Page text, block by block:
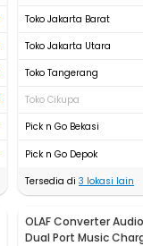
Toko Jakarta Barat
Toko Jakarta Utara
Toko Tangerang
Toko Cikupa
Pick n Go Bekasi
Pick n Go Depok
Tersedia di 3 lokasi lain
OLAF Converter
Dual Port Music